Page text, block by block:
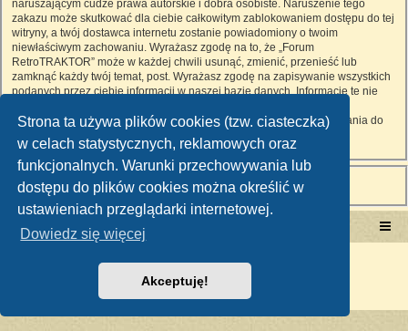
Strona ta używa plików cookies (tzw. ciasteczka)
w celach statystycznych, reklamowych oraz
funkcjonalnych. Warunki przechowywania lub
dostępu do plików cookies można określić w
ustawieniach przeglądarki internetowej.
Dowiedz się więcej
Akceptuję!
naruszającym cudze prawa autorskie i dobra osobiste. Naruszenie tego
zakazu może skutkować dla ciebie całkowitym zablokowaniem dostępu do tej
witryny, a twój dostawca internetu zostanie powiadomiony o twoim
niewłaściwym zachowaniu. Wyrażasz zgodę na to, że „Forum
RetroTRAKTOR” może w każdej chwili usunąć, zmienić, przenieść lub
zamknąć każdy twój temat, post. Wyrażasz zgodę na zapisywanie wszystkich
podanych przez ciebie informacji w naszej bazie danych. Informacje te nie
RetroTRAKTOR”, ani phpBB nie ponosi odpowiedzialności za włamania do
witryny, podczas których może dojść do kradzieży danych.
Portal RetroTRAKTOR.pl
Polski pakiet językowy dostarcza